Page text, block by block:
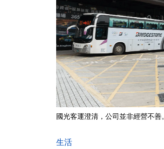
國光客運澄清，公司並非經營不善
生活